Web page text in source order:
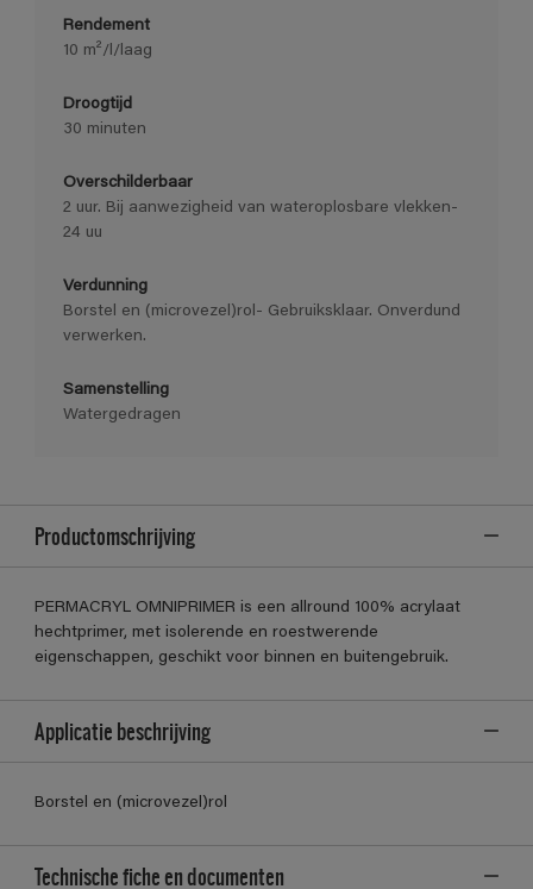
Rendement
10 m²/l/laag
Droogtijd
30 minuten
Overschilderbaar
2 uur. Bij aanwezigheid van wateroplosbare vlekken-
24 uu
Verdunning
Borstel en (microvezel)rol- Gebruiksklaar. Onverdund
verwerken.
Samenstelling
Watergedragen
Productomschrijving
PERMACRYL OMNIPRIMER is een allround 100% acrylaat
hechtprimer, met isolerende en roestwerende
eigenschappen, geschikt voor binnen en buitengebruik.
Applicatie beschrijving
Borstel en (microvezel)rol
Technische fiche en documenten